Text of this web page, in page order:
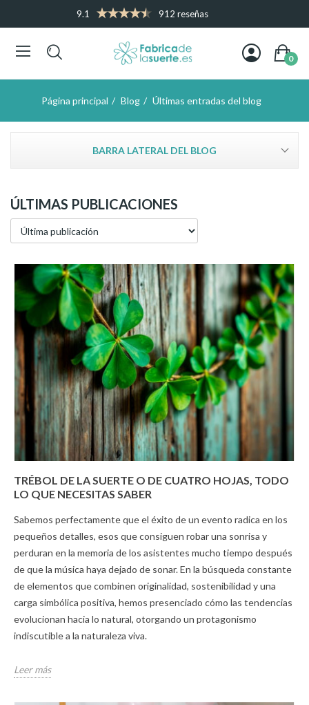
9.1 912 reseñas
0
Página principal Blog Últimas entradas del blog
BARRA LATERAL DEL BLOG
ÚLTIMAS PUBLICACIONES
TRÉBOL DE LA SUERTE O DE CUATRO HOJAS, TODO
LO QUE NECESITAS SABER
Sabemos perfectamente que el éxito de un evento radica en los
pequeños detalles, esos que consiguen robar una sonrisa y
perduran en la memoria de los asistentes mucho tiempo después
de que la música haya dejado de sonar. En la búsqueda constante
de elementos que combinen originalidad, sostenibilidad y una
carga simbólica positiva, hemos presenciado cómo las tendencias
evolucionan hacia lo natural, otorgando un protagonismo
indiscutible a la naturaleza viva.
Leer más